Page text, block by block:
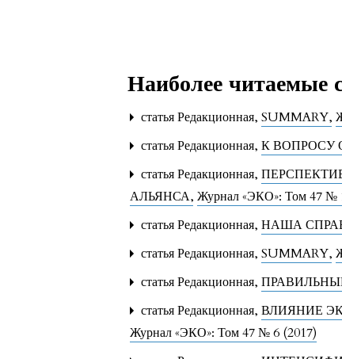
Наиболее читаемые
статья Редакционная,SUMMARY,
статья Редакционная,К ВОПРОСУ
статья Редакционная,
АЛЬЯНСА,Журнал «ЭКО»: Том 47 №
статья Редакционная,НАША
статья Редакционная,SUMMARY,
статья Редакционная,
статья Редакционная,ВЛИЯНИЕ
Журнал «ЭКО»: Том 47 № 6 (2017)